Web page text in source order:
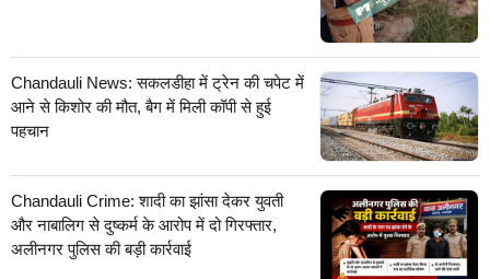
Chandauli News: सकलडीहा में ट्रेन की चपेट में
आने से किशोर की मौत, बैग में मिली कॉपी से हुई
पहचान
Chandauli Crime: शादी का झांसा देकर युवती
और नाबालिग से दुष्कर्म के आरोप में दो गिरफ्तार,
अलीनगर पुलिस की बड़ी कार्रवाई